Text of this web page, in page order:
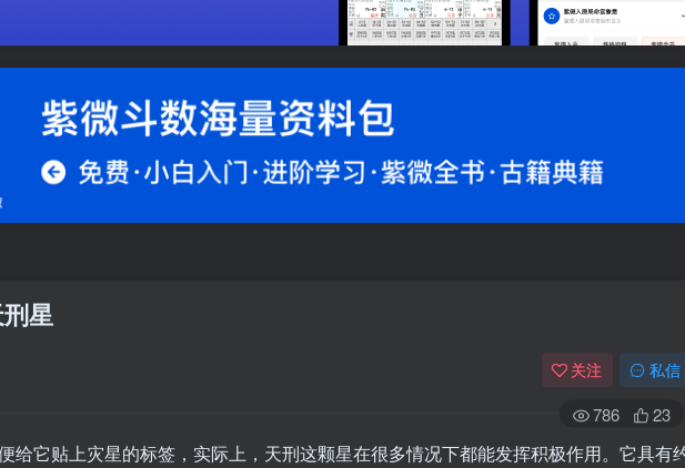
刑星
关注 私信
786 23
给它贴上灾星的标签，实际上，天刑这颗星在很多情况下都能发挥积极作用。它具有